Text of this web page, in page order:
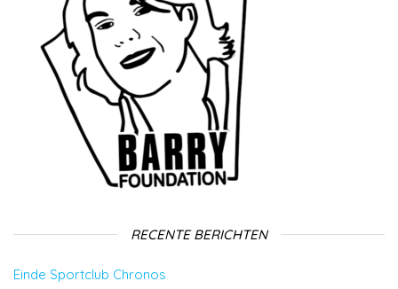
RECENTE BERICHTEN
Einde Sportclub Chronos